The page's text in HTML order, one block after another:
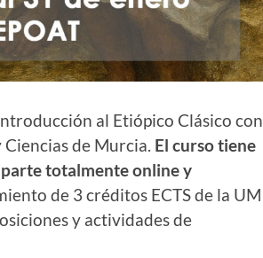
al Etiópico Clásico con
de Murcia. El curso tiene
totalmente online y
de 3 créditos ECTS de la UM
y actividades de